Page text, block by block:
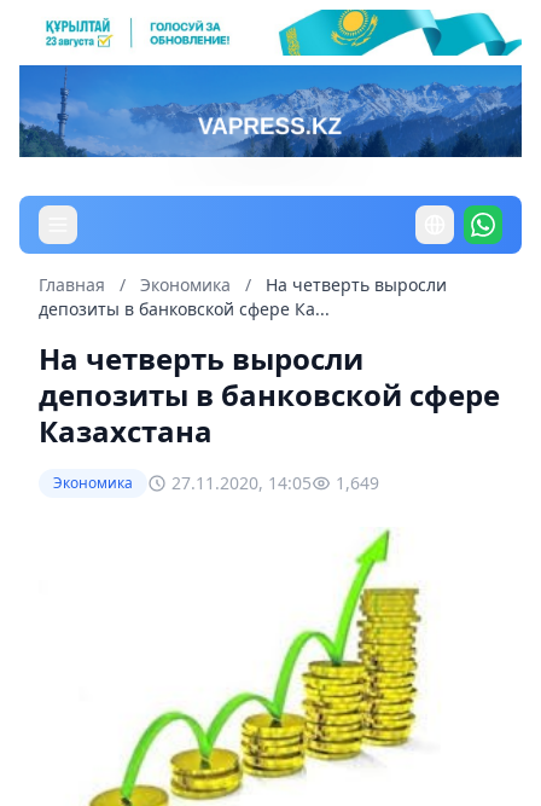
Главная / Экономика /
На четверть выросли
депозиты в банковской сфере Ка...
На четверть выросли
депозиты в банковской сфере
Казахстана
Экономика 27.11.2020, 14:05 1,649